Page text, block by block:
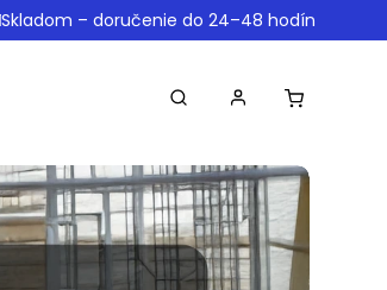
Skladom – doručenie do 24–48 hodín
Obchodné podmienky